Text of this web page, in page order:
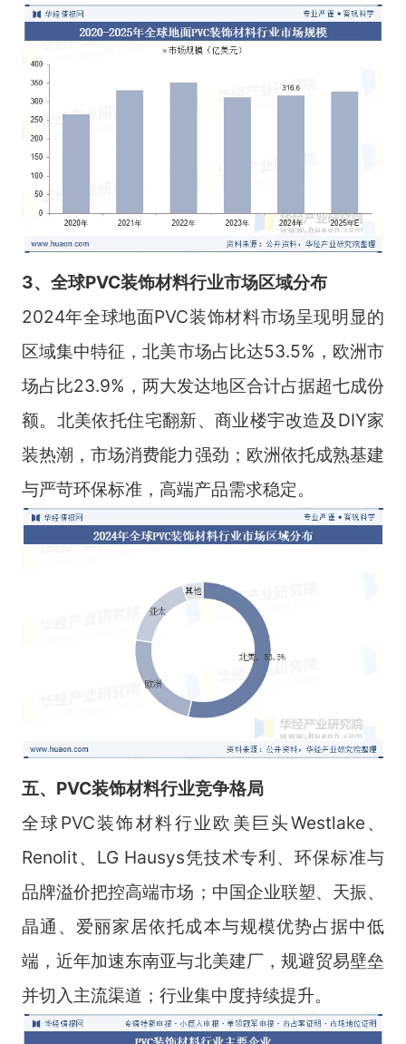
3、全球PVC装饰材料行业市场区域分布
2024年全球地面PVC装饰材料市场呈现明显的
区域集中特征，北美市场占比达53.5%，欧洲市
场占比23.9%，两大发达地区合计占据超七成份
额。北美依托住宅翻新、商业楼宇改造及DIY家
装热潮，市场消费能力强劲；欧洲依托成熟基建
与严苛环保标准，高端产品需求稳定。
五、PVC装饰材料行业竞争格局
全球PVC装饰材料行业欧美巨头Westlake、
Renolit、LG Hausys凭技术专利、环保标准与
品牌溢价把控高端市场；中国企业联塑、天振、
晶通、爱丽家居依托成本与规模优势占据中低
端，近年加速东南亚与北美建厂，规避贸易壁垒
并切入主流渠道；行业集中度持续提升。